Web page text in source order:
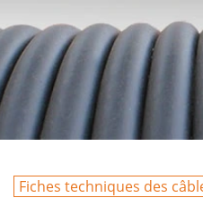
Fiches techniques des